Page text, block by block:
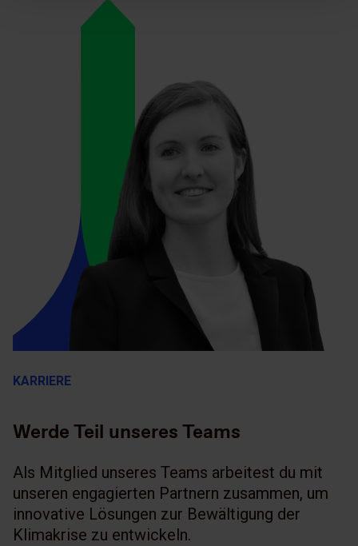
KARRIERE
Werde Teil unseres Teams
Als Mitglied unseres Teams arbeitest du mit
unseren engagierten Partnern zusammen, um
innovative Lösungen zur Bewältigung der
Klimakrise zu entwickeln.